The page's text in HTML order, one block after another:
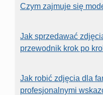
Czym zajmuje się
Jak sprzedawać
przewodnik krok po
Jak robić zdjęcia dla
profesjonalnymi